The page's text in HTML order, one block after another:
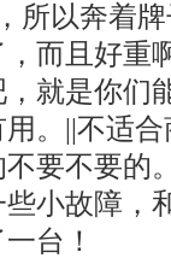
所以奔着
而且好重
就是你们
。||不适
要不要的
小故障，
台！